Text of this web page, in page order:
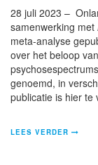
28 juli 2023 –
samenwerking
meta-analyse
over het beloop
genoemd, in
publicatie is hier
LEES VERDER